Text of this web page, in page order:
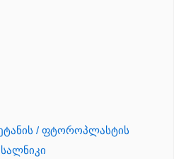
/ ფტოროპლასტის